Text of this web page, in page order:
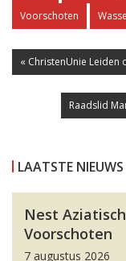
Voorschoten
« ChristenUnie
Raadslid
LAATSTE NIEUWS
Nest
Voorschoten
7 augustus 2026